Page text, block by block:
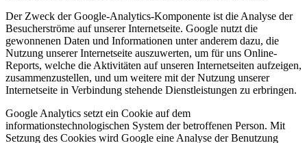
Der Zweck der Google-Analytics-Komponente ist die Analyse der
Besucherströme auf unserer Internetseite. Google nutzt die
gewonnenen Daten und Informationen unter anderem dazu, die
Nutzung unserer Internetseite auszuwerten, um für uns Online-
Reports, welche die Aktivitäten auf unseren Internetseiten aufzeigen,
zusammenzustellen, und um weitere mit der Nutzung unserer
Internetseite in Verbindung stehende Dienstleistungen zu erbringen.
Google Analytics setzt ein Cookie auf dem
informationstechnologischen System der betroffenen Person. Mit
Setzung des Cookies wird Google eine Analyse der Benutzung